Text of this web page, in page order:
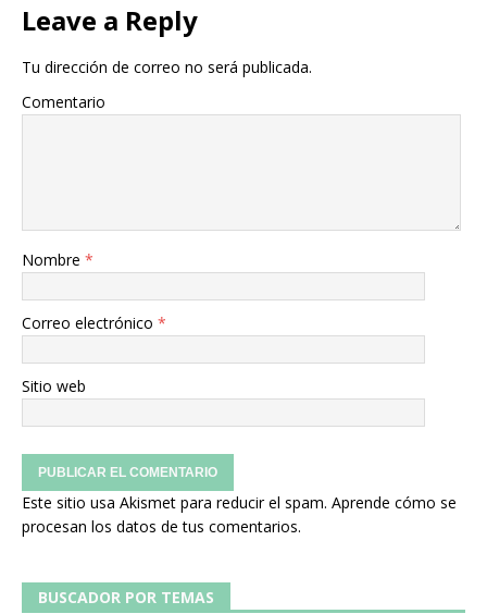
Leave a Reply
Tu dirección de correo no será publicada.
Comentario
Nombre *
Correo electrónico *
Sitio web
Este sitio usa Akismet para reducir el spam. Aprende cómo se
procesan los datos de tus comentarios.
BUSCADOR POR TEMAS